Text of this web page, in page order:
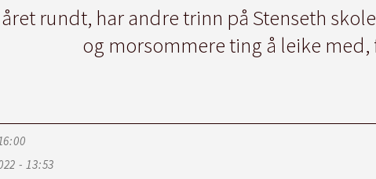
rundt, har andre trinn på Stenseth
og morsommere ting å leike
- 13:53